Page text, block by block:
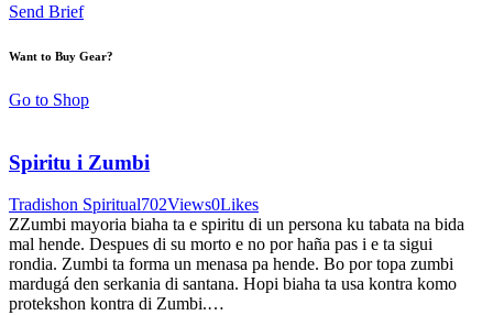
Send Brief
Want to Buy Gear?
Go to Shop
Spiritu i Zumbi
Tradishon Spiritual702Views0Likes
ZZumbi mayoria biaha ta e spiritu di un persona ku tabata na bida
mal hende. Despues di su morto e no por haña pas i e ta sigui
rondia. Zumbi ta forma un menasa pa hende. Bo por topa zumbi
mardugá den serkania di santana. Hopi biaha ta usa kontra komo
protekshon kontra di Zumbi.…